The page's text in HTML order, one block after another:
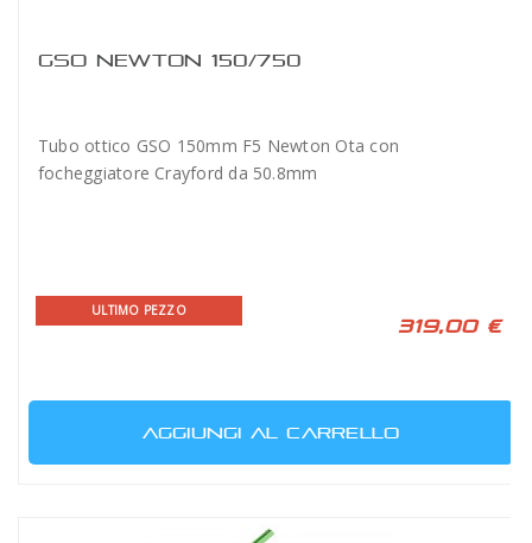
GSO NEWTON 150/750
Tubo ottico GSO 150mm F5 Newton Ota con
focheggiatore Crayford da 50.8mm
ULTIMO PEZZO
319,00 €
AGGIUNGI AL CARRELLO